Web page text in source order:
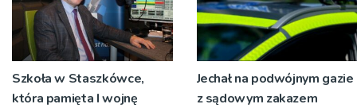
Szkoła w Staszkówce,
która pamięta I wojnę
Jechał na podwójnym gazie
z sądowym zakazem